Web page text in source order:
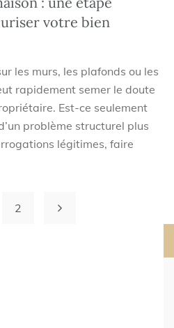
votre bien
les murs, les plafonds ou les
rapidement semer le doute
Est-ce seulement
problème structurel plus
légitimes, faire
2